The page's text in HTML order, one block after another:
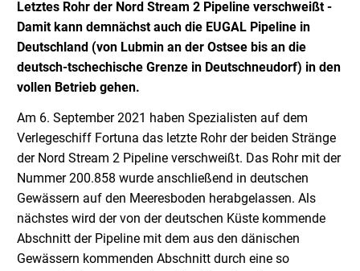
Letztes Rohr der Nord Stream 2 Pipeline verschweißt -
Damit kann demnächst auch die EUGAL Pipeline in
Deutschland (von Lubmin an der Ostsee bis an die
deutsch-tschechische Grenze in Deutschneudorf) in den
vollen Betrieb gehen.
Am 6. September 2021 haben Spezialisten auf dem
Verlegeschiff Fortuna das letzte Rohr der beiden Stränge
der Nord Stream 2 Pipeline verschweißt. Das Rohr mit der
Nummer 200.858 wurde anschließend in deutschen
Gewässern auf den Meeresboden herabgelassen. Als
nächstes wird der von der deutschen Küste kommende
Abschnitt der Pipeline mit dem aus den dänischen
Gewässern kommenden Abschnitt durch eine so